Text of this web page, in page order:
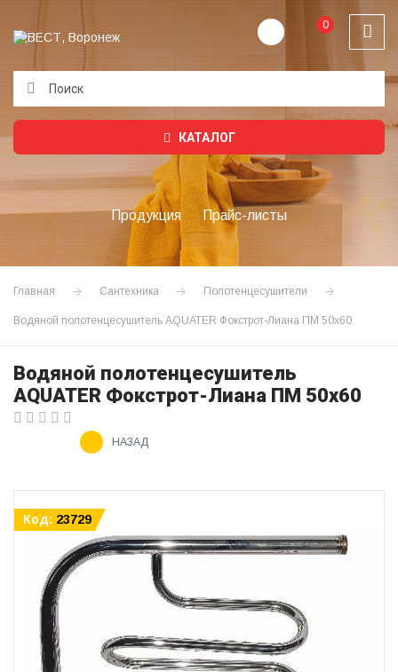
0
КАТАЛОГ
Продукция Прайс-листы
Главная Сантехника Полотенцесушители
Водяной полотенцесушитель AQUATER Фокстрот-Лиана ПМ 50х60
Водяной полотенцесушитель
AQUATER Фокстрот-Лиана ПМ 50х60
НАЗАД
Код: 23729